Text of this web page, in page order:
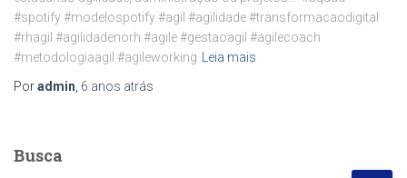
#spotify #modelospotify #agil #agilidade #transformacaodigital
#rhagil #agilidadenorh #agile #gestaoagil #agilecoach
#metodologiaagil #agileworking
Leia mais
Poradmin 6 anos atrás
Busca